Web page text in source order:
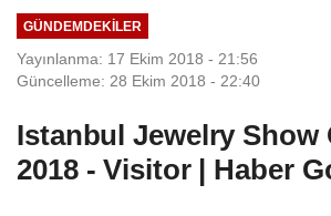
GÜNDEMDEKILER
Yayınlanma: 17 Ekim 2018 - 21:56
Güncelleme: 28 Ekim 2018 - 22:40
Istanbul Jewelry Show
2018 - Visitor | Haber